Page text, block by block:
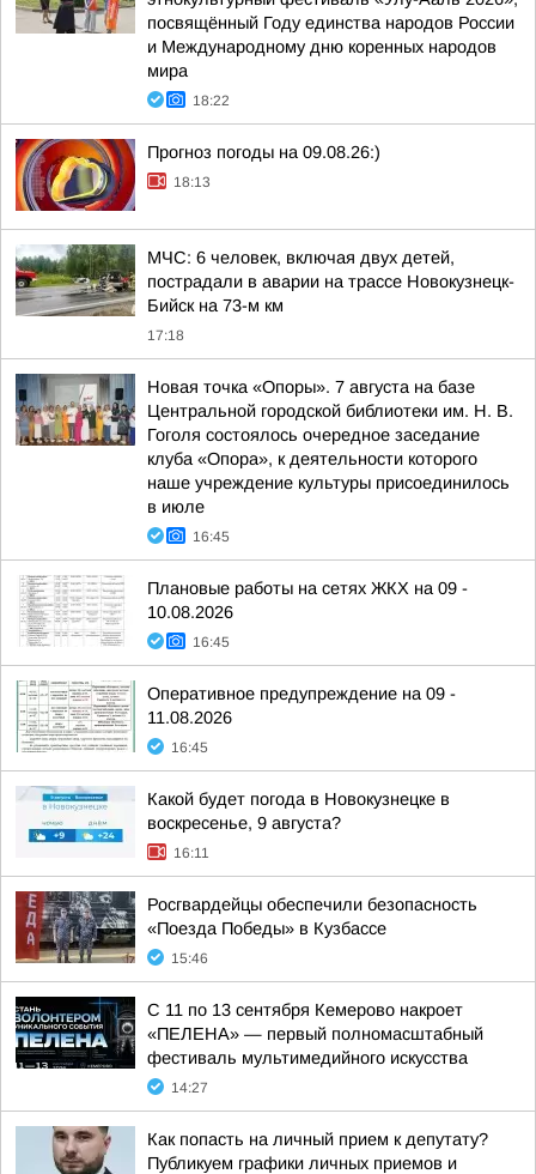
посвящённый Году единства народов России
и Международному дню коренных народов
мира
18:22
Прогноз погоды на 09.08.26:)
18:13
МЧС: 6 человек, включая двух детей,
пострадали в аварии на трассе Новокузнецк-
Бийск на 73-м км
17:18
Новая точка «Опоры». 7 августа на базе
Центральной городской библиотеки им. Н. В.
Гоголя состоялось очередное заседание
клуба «Опора», к деятельности которого
наше учреждение культуры присоединилось
в июле
16:45
Плановые работы на сетях ЖКХ на 09 -
10.08.2026
16:45
Оперативное предупреждение на 09 -
11.08.2026
16:45
Какой будет погода в Новокузнецке в
воскресенье, 9 августа?
16:11
Росгвардейцы обеспечили безопасность
«Поезда Победы» в Кузбассе
15:46
С 11 по 13 сентября Кемерово накроет
«ПЕЛЕНА» — первый полномасштабный
фестиваль мультимедийного искусства
14:27
Как попасть на личный прием к депутату?
Публикуем графики личных приемов и